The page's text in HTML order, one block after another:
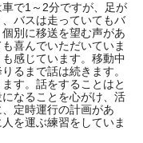
で1～2分ですが、足が
バスは走っていてもバ
別に移送を望む声があ
喜んでいただいていま
感じています。移動中
るまで話は続きます。
す。話をすることはと
なることを心がけ、活
定時運行の計画があ
を運ぶ練習をしていま